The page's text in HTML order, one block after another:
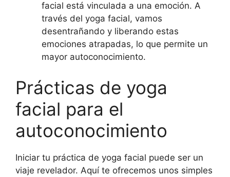
facial está vinculada a una emoción. A
través del yoga facial, vamos
desentrañando y liberando estas
emociones atrapadas, lo que permite un
mayor autoconocimiento.
Prácticas de yoga
facial para el
autoconocimiento
Iniciar tu práctica de yoga facial puede ser un
viaje revelador. Aquí te ofrecemos unos simples